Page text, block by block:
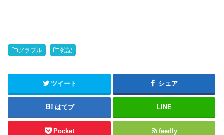
グラブル 雑記
ツイート シェア
はてブ LINE
Pocket feedly